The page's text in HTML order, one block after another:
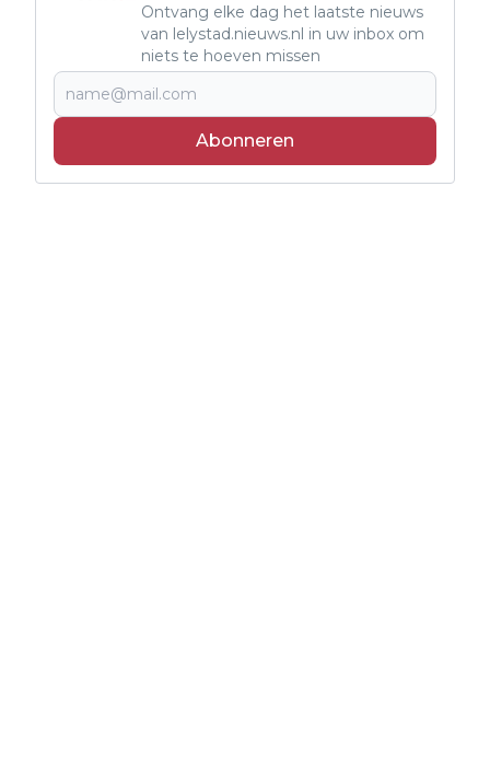
Ontvang elke dag het laatste nieuws
van lelystad.nieuws.nl in uw inbox om
niets te hoeven missen
Abonneren